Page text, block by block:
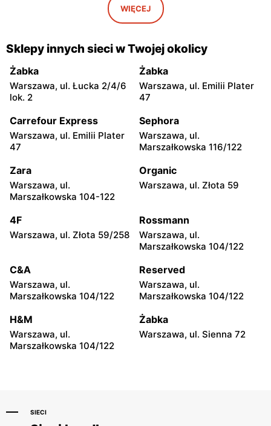
Marki al. Marsz. Józefa
Warszawa, ul. Puławska
427
Sephora
Łomianki, ul. Brukowa 25
Sephora
Janki, ul. Mszczonowska 3
Sephora
Płock, ul. Wyszogrodzka
Sephora
Radom, ul. Bolesława
Sephora
Łódź al. Marsz. Józefa
Sephora
Łódź al. Marsz. Józefa
Sephora
Łódź, ul. Jana Karskiego 5
Sephora
Sephora
Łódź, ul. Pabianicka 245
Sephora
Włocławek, ul. Jana
Kilińskiego 3
Sephora
Kielce, ul. Świętokrzyska
20
Sephora
Lublin, ul. Lipowa 13
Sephora
Lublin al. Wincentego
Witosa 32
Sephora
Olsztyn, ul. Juliana Tuwima
WIĘCEJ
Sklepy innych sieci w Twojej okolicy
Żabka
Warszawa, ul. Łucka 2/4/6
lok. 2
Żabka
Warszawa, ul. Emilii Plater
47
Carrefour Express
Warszawa, ul. Emilii Plater
47
Sephora
Warszawa, ul.
Marszałkowska 116/122
Zara
Warszawa, ul.
Marszałkowska 104-122
Organic
Warszawa, ul. Złota 59
4F
Warszawa, ul. Złota 59/258
Rossmann
Warszawa, ul.
Marszałkowska 104/122
C&A
Warszawa, ul.
Marszałkowska 104/122
Reserved
Warszawa, ul.
Marszałkowska 104/122
H&M
Warszawa, ul.
Marszałkowska 104/122
Żabka
Warszawa, ul. Sienna 72
SIECI